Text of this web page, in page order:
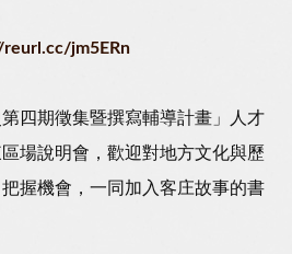
reurl.cc/jm5ERn
四期徵集暨撰寫輔導計畫」人才
場說明會，歡迎對地方文化與歷
握機會，一同加入客庄故事的書